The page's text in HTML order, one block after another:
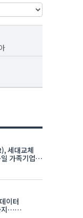
전
터
세대교체
가족기업
이터
지…